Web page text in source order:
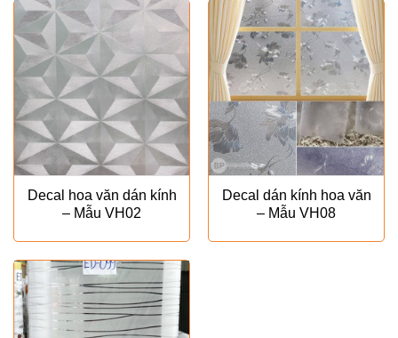
Decal hoa văn dán kính
– Mẫu VH02
Decal dán kính hoa văn
– Mẫu VH08